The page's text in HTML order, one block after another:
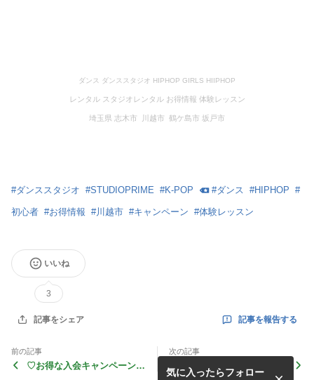
ダンス ダンススタジオ HIPHOP GIRLS HIIPHOP
レンタル スタジオレンタル お得情報 体験レッスン
埼玉県 志木市 川越市 鶴ケ島市 坂戸市
#ダンススタジオ #STUDIOPRIME #K-POP #ダンス #HIPHOP #
初心者 #お得情報 #川越市 #キャンペーン #体験レッスン
いいね
3
記事をシェア 記事を報告する
前の記事
♡お得な入会キャンペーン開
次の記事
気に入ったらフォロー